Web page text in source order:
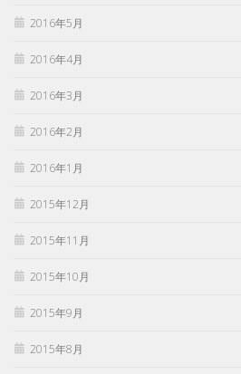
2016年5月
2016年4月
2016年3月
2016年2月
2016年1月
2015年12月
2015年11月
2015年10月
2015年9月
2015年8月